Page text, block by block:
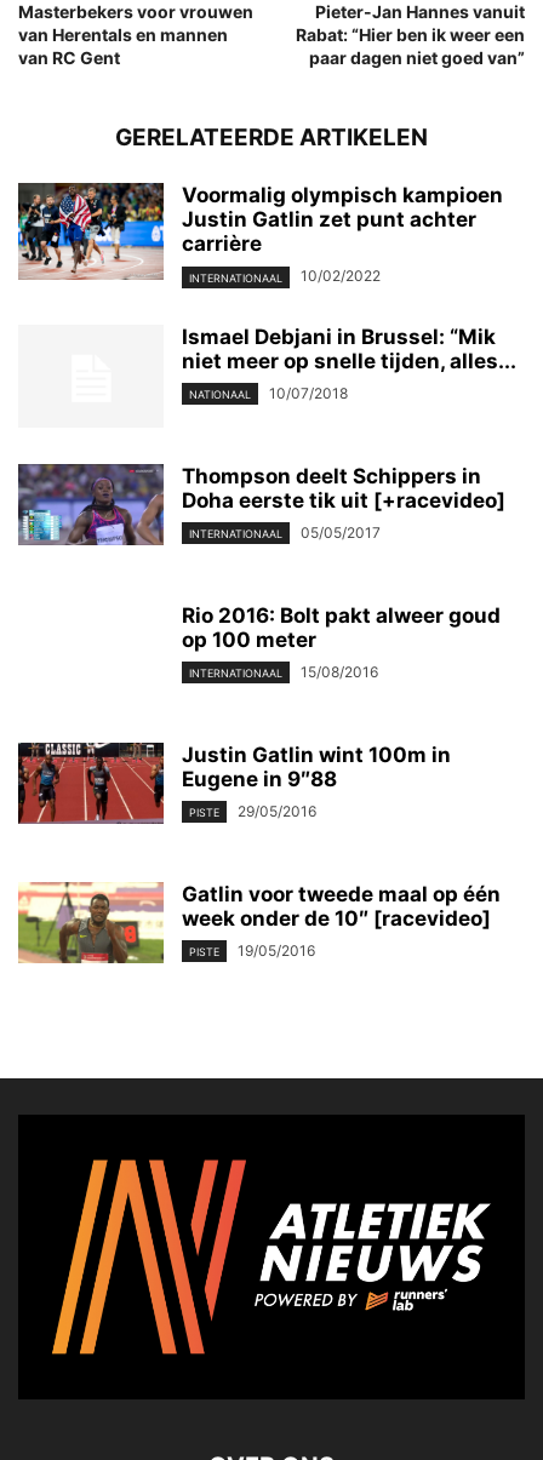
Masterbekers voor vrouwen
van Herentals en mannen
van RC Gent
Pieter-Jan Hannes vanuit
Rabat: “Hier ben ik weer een
paar dagen niet goed van”
GERELATEERDE ARTIKELEN
Voormalig olympisch kampioen
Justin Gatlin zet punt achter
carrière
INTERNATIONAAL 10/02/2022
Ismael Debjani in Brussel: “Mik
niet meer op snelle tijden, alles...
NATIONAAL 10/07/2018
Thompson deelt Schippers in
Doha eerste tik uit [+racevideo]
INTERNATIONAAL 05/05/2017
Rio 2016: Bolt pakt alweer goud
op 100 meter
INTERNATIONAAL 15/08/2016
Justin Gatlin wint 100m in
Eugene in 9″88
PISTE 29/05/2016
Gatlin voor tweede maal op één
week onder de 10″ [racevideo]
PISTE 19/05/2016